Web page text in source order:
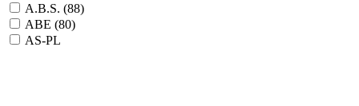
A.B.S. (88)
ABE (80)
AS-PL